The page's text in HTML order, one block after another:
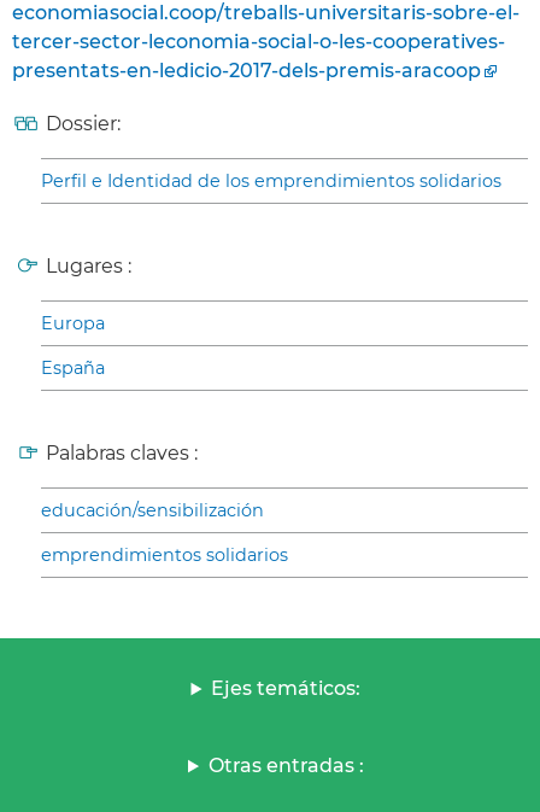
economiasocial.coop/treballs-universitaris-sobre-el-
tercer-sector-leconomia-social-o-les-cooperatives-
presentats-en-ledicio-2017-dels-premis-aracoop
Dossier:
Perfil e Identidad de los emprendimientos solidarios
Lugares :
Europa
España
Palabras claves :
educación/sensibilización
emprendimientos solidarios
Ejes temáticos:
Otras entradas :